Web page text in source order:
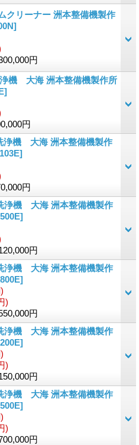
クリーナー 洲本整備機製作
円
機 大海 洲本整備機製作所
円
浄機 大海 洲本整備機製作
円
浄機 大海 洲本整備機製作
円
浄機 大海 洲本整備機製作
)
円
浄機 大海 洲本整備機製作
)
円
浄機 大海 洲本整備機製作
)
円